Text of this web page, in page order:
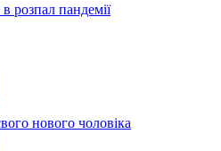
розпал пандемії
нового чоловіка